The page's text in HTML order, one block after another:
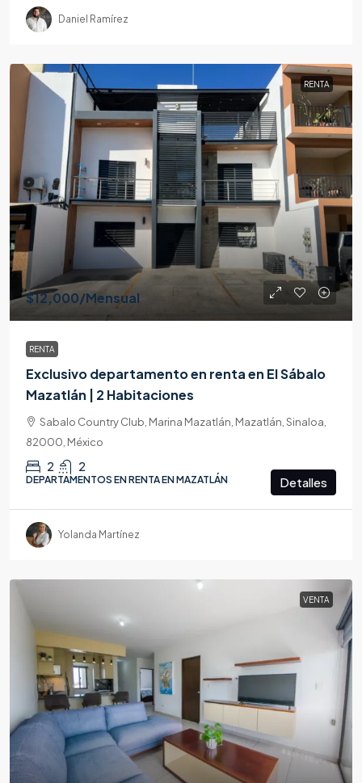
Daniel Ramírez
RENTA
$12,000/Mensual
RENTA
Exclusivo departamento en renta en El Sábalo
Mazatlán | 2 Habitaciones
Sabalo Country Club, Marina Mazatlán, Mazatlán, Sinaloa,
82000, México
2 2
DEPARTAMENTOS EN RENTA EN MAZATLÁN Detalles
Yolanda Martínez
VENTA